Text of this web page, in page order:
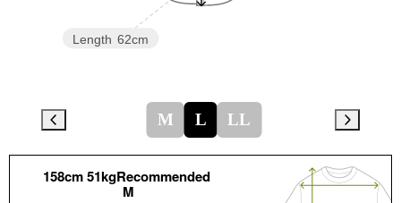
Length 62cm
M L LL
158cm 51kgRecommended
M